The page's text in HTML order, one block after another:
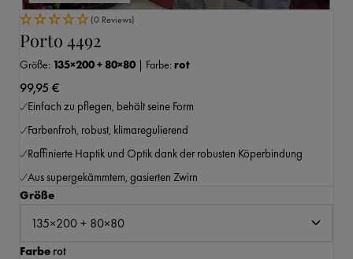
(0 Reviews)
Porto 4492
Größe: 135×200 + 80×80 | Farbe: rot
99,95 €
Einfach zu pflegen, behält seine Form
Farbenfroh, robust, klimaregulierend
Raffinierte Haptik und Optik dank der robusten Köperbindung
Aus supergekämmtem, gasierten Zwirn
Größeauswählen
Farbeauswählen
rot